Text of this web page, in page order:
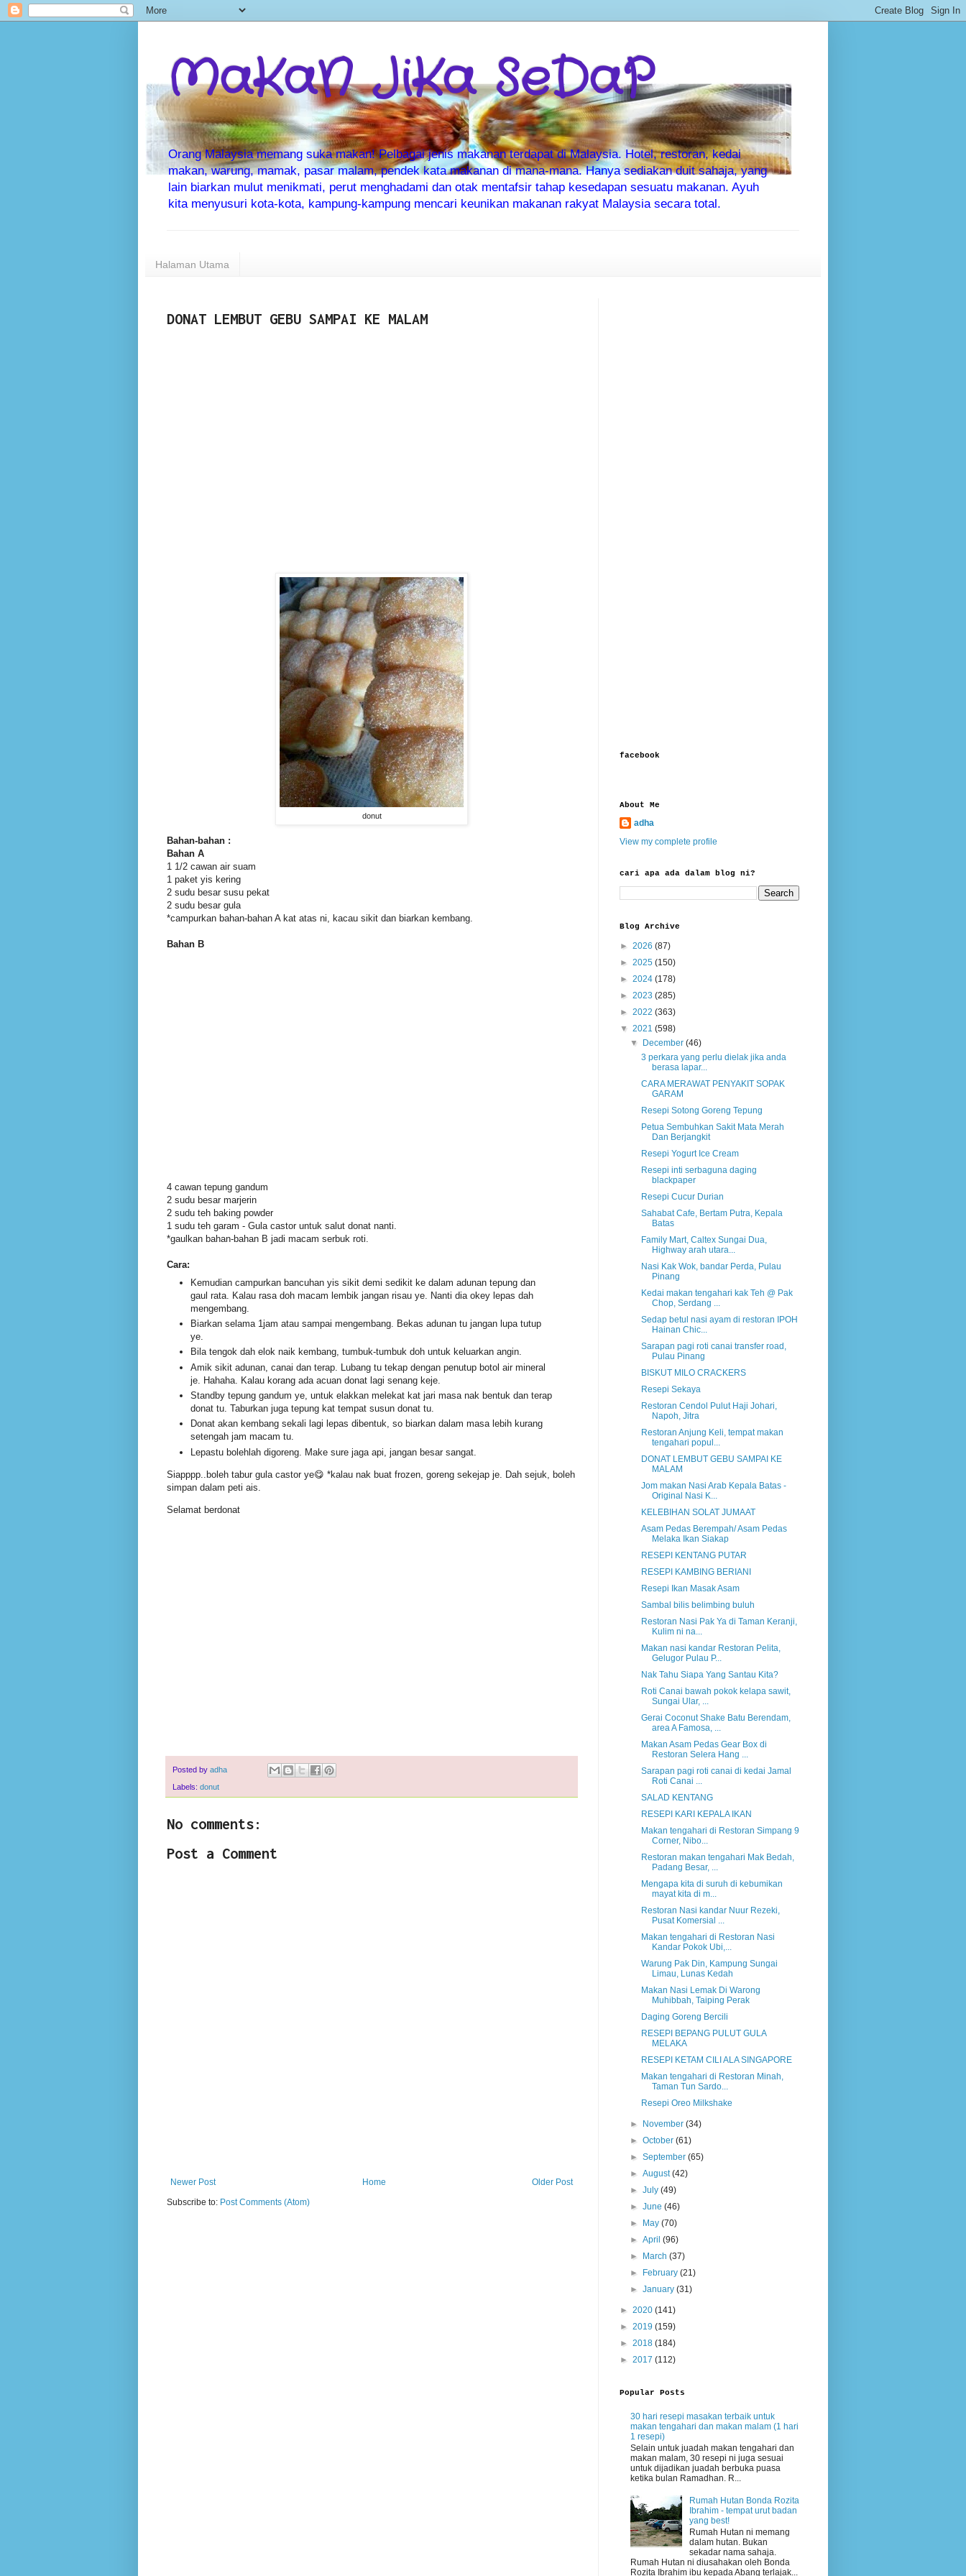
MaKaN JiKa SeDaP
Orang Malaysia memang suka makan! Pelbagai jenis makanan terdapat di Malaysia. Hotel, restoran, kedai
makan, warung, mamak, pasar malam, pendek kata makanan di mana-mana. Hanya sediakan duit sahaja, yang
lain biarkan mulut menikmati, perut menghadami dan otak mentafsir tahap kesedapan sesuatu makanan. Ayuh
kita menyusuri kota-kota, kampung-kampung mencari keunikan makanan rakyat Malaysia secara total.
Halaman Utama
DONAT LEMBUT GEBU SAMPAI KE MALAM
donut
Bahan-bahan :
Bahan A
1 1/2 cawan air suam
1 paket yis kering
2 sudu besar susu pekat
2 sudu besar gula
*campurkan bahan-bahan A kat atas ni, kacau sikit dan biarkan kembang.
Bahan B
4 cawan tepung gandum
2 sudu besar marjerin
2 sudu teh baking powder
1 sudu teh garam - Gula castor untuk salut donat nanti.
*gaulkan bahan-bahan B jadi macam serbuk roti.
Cara:
Kemudian campurkan bancuhan yis sikit demi sedikit ke dalam adunan tepung dan
gaul rata. Kalau rasa doh macam lembik jangan risau ye. Nanti dia okey lepas dah
mengembang.
Biarkan selama 1jam atau sampai mengembang. Bekas adunan tu jangan lupa tutup
ye.
Bila tengok dah elok naik kembang, tumbuk-tumbuk doh untuk keluarkan angin.
Amik sikit adunan, canai dan terap. Lubang tu tekap dengan penutup botol air mineral
je. Hahaha. Kalau korang ada acuan donat lagi senang keje.
Standby tepung gandum ye, untuk elakkan melekat kat jari masa nak bentuk dan terap
donat tu. Taburkan juga tepung kat tempat susun donat tu.
Donat akan kembang sekali lagi lepas dibentuk, so biarkan dalam masa lebih kurang
setengah jam macam tu.
Lepastu bolehlah digoreng. Make sure jaga api, jangan besar sangat.
Siapppp..boleh tabur gula castor ye😋 *kalau nak buat frozen, goreng sekejap je. Dah sejuk, boleh
simpan dalam peti ais.
Selamat berdonat
Posted by adha
Labels: donut
No comments:
Post a Comment
Newer Post Older Post
Home
Subscribe to: Post Comments (Atom)
facebook
About Me
adha
View my complete profile
cari apa ada dalam blog ni?
Blog Archive
► 2026 (87)
► 2025 (150)
► 2024 (178)
► 2023 (285)
► 2022 (363)
▼ 2021 (598)
▼
December(46)
3 perkara yang perlu dielak jika anda
berasa lapar...
CARA MERAWAT PENYAKIT SOPAK
GARAM
Resepi Sotong Goreng Tepung
Petua Sembuhkan Sakit Mata Merah
Dan Berjangkit
Resepi Yogurt Ice Cream
Resepi inti serbaguna daging
blackpaper
Resepi Cucur Durian
Sahabat Cafe, Bertam Putra, Kepala
Batas
Family Mart, Caltex Sungai Dua,
Highway arah utara...
Nasi Kak Wok, bandar Perda, Pulau
Pinang
Kedai makan tengahari kak Teh @ Pak
Chop, Serdang ...
Sedap betul nasi ayam di restoran IPOH
Hainan Chic...
Sarapan pagi roti canai transfer road,
Pulau Pinang
BISKUT MILO CRACKERS
Resepi Sekaya
Restoran Cendol Pulut Haji Johari,
Napoh, Jitra
Restoran Anjung Keli, tempat makan
tengahari popul...
DONAT LEMBUT GEBU SAMPAI KE
MALAM
Jom makan Nasi Arab Kepala Batas -
Original Nasi K...
KELEBIHAN SOLAT JUMAAT
Asam Pedas Berempah/ Asam Pedas
Melaka Ikan Siakap
RESEPI KENTANG PUTAR
RESEPI KAMBING BERIANI
Resepi Ikan Masak Asam
Sambal bilis belimbing buluh
Restoran Nasi Pak Ya di Taman Keranji,
Kulim ni na...
Makan nasi kandar Restoran Pelita,
Gelugor Pulau P...
Nak Tahu Siapa Yang Santau Kita?
Roti Canai bawah pokok kelapa sawit,
Sungai Ular, ...
Gerai Coconut Shake Batu Berendam,
area A Famosa, ...
Makan Asam Pedas Gear Box di
Restoran Selera Hang ...
Sarapan pagi roti canai di kedai Jamal
Roti Canai ...
SALAD KENTANG
RESEPI KARI KEPALA IKAN
Makan tengahari di Restoran Simpang 9
Corner, Nibo...
Restoran makan tengahari Mak Bedah,
Padang Besar, ...
Mengapa kita di suruh di kebumikan
mayat kita di m...
Restoran Nasi kandar Nuur Rezeki,
Pusat Komersial ...
Makan tengahari di Restoran Nasi
Kandar Pokok Ubi,...
Warung Pak Din, Kampung Sungai
Limau, Lunas Kedah
Makan Nasi Lemak Di Warong
Muhibbah, Taiping Perak
Daging Goreng Bercili
RESEPI BEPANG PULUT GULA
MELAKA
RESEPI KETAM CILI ALA SINGAPORE
Makan tengahari di Restoran Minah,
Taman Tun Sardo...
Resepi Oreo Milkshake
► November(34)
►October(61)
►September(65)
►August(42)
►July(49)
►June(46)
►
May(70)
►April(96)
►
March(37)
►
February(21)
►January(31)
► 2020 (141)
► 2019 (159)
► 2018 (184)
► 2017 (112)
Popular Posts
30 hari resepi masakan terbaik untuk
makan tengahari dan makan malam (1 hari
1 resepi)
Selain untuk juadah makan tengahari dan
makan malam, 30 resepi ni juga sesuai
untuk dijadikan juadah berbuka puasa
ketika bulan Ramadhan. R...
Rumah Hutan Bonda Rozita
Ibrahim - tempat urut badan
yang best!
Rumah Hutan ni memang
dalam hutan. Bukan
sekadar nama sahaja.
Rumah Hutan ni diusahakan oleh Bonda
Rozita Ibrahim ibu kepada Abang terlajak...